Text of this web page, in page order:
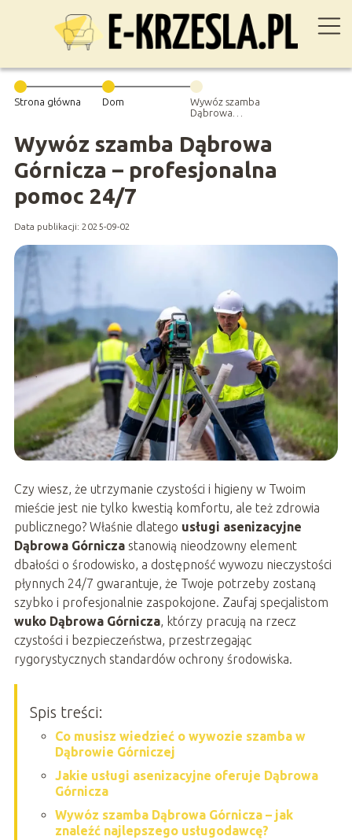
Strona główna Dom
Wywóz szamba
Dąbrowa
profesjonalna
pomoc 24/7
Wywóz szamba Dąbrowa
Górnicza – profesjonalna
pomoc 24/7
Data publikacji: 2025-09-02
Czy wiesz, że utrzymanie czystości i higieny w Twoim
mieście jest nie tylko kwestią komfortu, ale też zdrowia
publicznego? Właśnie dlatego usługi asenizacyjne
Dąbrowa Górniczastanowią nieodzowny element
dbałości o środowisko, a dostępność wywozu nieczystości
płynnych 24/7 gwarantuje, że Twoje potrzeby zostaną
szybko i profesjonalnie zaspokojone. Zaufaj specjalistom
wuko Dąbrowa Górnicza, którzy pracują na rzecz
czystości i bezpieczeństwa, przestrzegając
rygorystycznych standardów ochrony środowiska.
Spis treści:
Co musisz wiedzieć o wywozie szamba w
Dąbrowie Górniczej
Jakie usługi asenizacyjne oferuje Dąbrowa
Górnicza
Wywóz szamba Dąbrowa Górnicza – jak
znaleźć najlepszego usługodawcę?